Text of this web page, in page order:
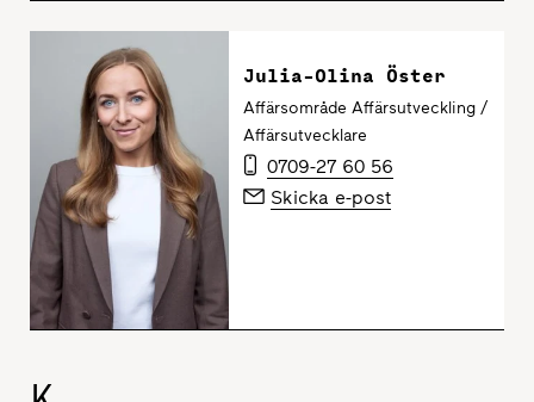
Julia-Olina Öster
Affärsområde Affärsutveckling /
Affärsutvecklare
0709-27 60 56
Skicka e-post